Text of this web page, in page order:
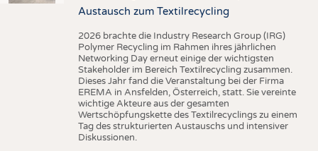
Austausch zum Textilrecycling
2026 brachte die Industry Research Group (IRG)
Polymer Recycling im Rahmen ihres jährlichen
Networking Day erneut einige der wichtigsten
Stakeholder im Bereich Textilrecycling zusammen.
Dieses Jahr fand die Veranstaltung bei der Firma
EREMA in Ansfelden, Österreich, statt. Sie vereinte
wichtige Akteure aus der gesamten
Wertschöpfungskette des Textilrecyclings zu einem
Tag des strukturierten Austauschs und intensiver
Diskussionen.